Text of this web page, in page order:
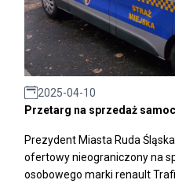
2025-04-10
Przetarg na sprzedaż
Prezydent Miasta Ruda
ofertowy nieograniczony na
osobowego marki renault